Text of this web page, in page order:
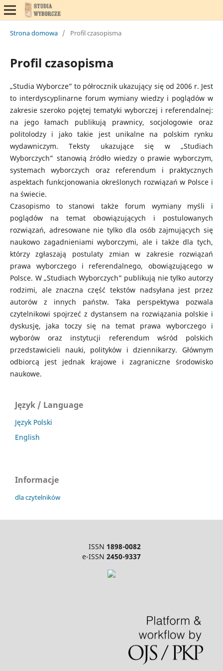
Strona domowa / Profil czasopisma
Profil czasopisma
„Studia Wyborcze” to półrocznik ukazujący się od 2006 r. Jest
to interdyscyplinarne forum wymiany wiedzy i poglądów w
zakresie szeroko pojętej tematyki wyborczej i referendalnej:
na jego łamach publikują prawnicy, socjologowie oraz
politolodzy i jako takie jest unikalne na polskim rynku
wydawniczym. Teksty ukazujące się w „Studiach
Wyborczych” stanowią źródło wiedzy o prawie wyborczym,
systemach wyborczych oraz referendum i praktycznych
aspektach funkcjonowania określonych rozwiązań w Polsce i
na świecie.
Czasopismo to stanowi także forum wymiany myśli i
poglądów na temat obowiązujących i postulowanych
rozwiązań, adresowane nie tylko dla osób zajmujących się
naukowo zagadnieniami wyborczymi, ale i także dla tych,
którzy zgłaszają postulaty zmian w zakresie rozwiązań
prawa wyborczego i referendalnego, obowiązującego w
Polsce. W „Studiach Wyborczych” publikują nie tylko autorzy
rodzimi, ale znaczna część tekstów nadsyłana jest przez
autorów z innych państw. Taka perspektywa pozwala
czytelnikowi spojrzeć z dystansem na rozwiązania polskie i
dyskusję, jaka toczy się na temat prawa wyborczego i
wyborów oraz instytucji referendum wśród polskich
przedstawicieli nauki, polityków i dziennikarzy. Głównym
odbiorcą jest jednak krajowe i zagraniczne środowisko
naukowe.
Język / Language
Język Polski
English
Informacje
dla czytelników
ISSN 1898-0082
e-ISSN 2450-9337